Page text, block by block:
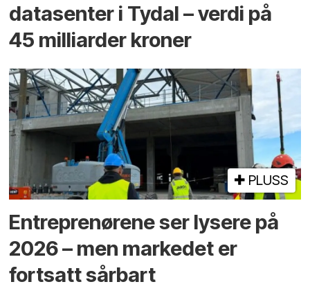
datasenter i Tydal – verdi på
45 milliarder kroner
PLUSS
Entreprenørene ser lysere på
2026 – men markedet er
fortsatt sårbart